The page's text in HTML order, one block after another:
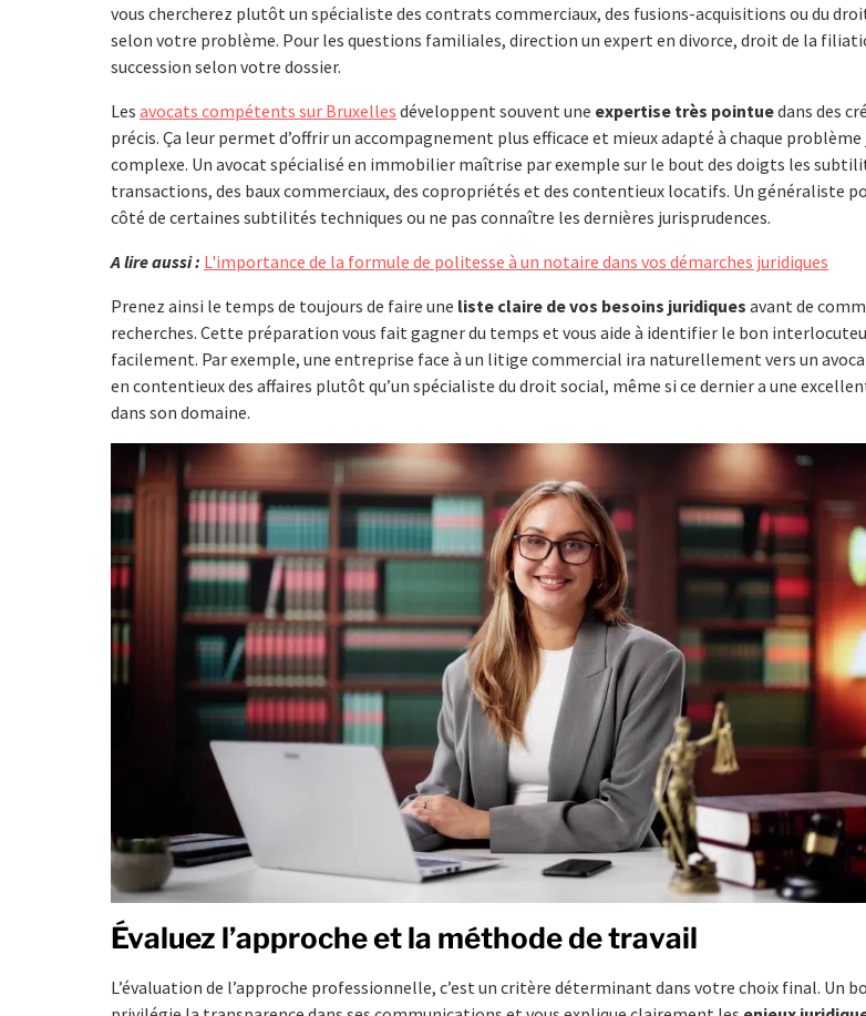
vous chercherez plutôt un spécialiste des contrats commerciaux, des fusions-acquisitions ou du
selon votre problème. Pour les questions familiales, direction un expert en divorce, droit de la
succession selon votre dossier.
Les avocats compétents sur Bruxelles développent souvent une expertise très pointuedans des
précis. Ça leur permet d’offrir un accompagnement plus efficace et mieux adapté à chaque problème
complexe. Un avocat spécialisé en immobilier maîtrise par exemple sur le bout des doigts les
transactions, des baux commerciaux, des copropriétés et des contentieux locatifs. Un généraliste
côté de certaines subtilités techniques ou ne pas connaître les dernières jurisprudences.
A lire aussi : L'importance de la formule de politesse à un notaire dans vos démarches juridiques
Prenez ainsi le temps de toujours de faire une liste claire de vos besoins juridiques avant de
recherches. Cette préparation vous fait gagner du temps et vous aide à identifier le bon
facilement. Par exemple, une entreprise face à un litige commercial ira naturellement vers un
en contentieux des affaires plutôt qu’un spécialiste du droit social, même si ce dernier a une
dans son domaine.
Évaluez l’approche et la méthode de travail
L’évaluation de l’approche professionnelle, c’est un critère déterminant dans votre choix final. Un